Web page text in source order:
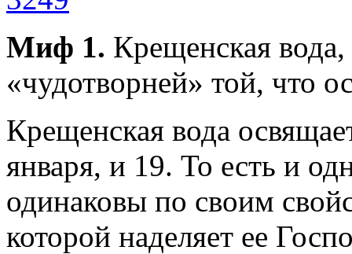
Миф 1. Крещенская
«чудотворней» той, что
Крещенская вода
января, и 19. То есть и
одинаковы по своим
которой наделяет ее